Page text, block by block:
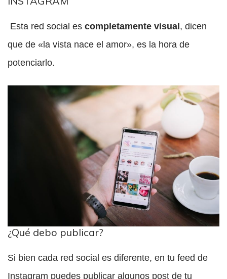
Esta red social es completamente visual , dicen
que de «la vista nace el amor», es la hora de
potenciarlo.
¿Qué debo publicar?
Si bien cada red social es diferente, en tu feed de
Instagram puedes publicar algunos post de tu